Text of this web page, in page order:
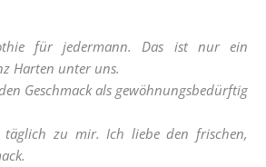
für jedermann. Das ist nur ein
Harten unter uns.
Geschmack als gewöhnungsbedürftig
zu mir. Ich liebe den frischen,